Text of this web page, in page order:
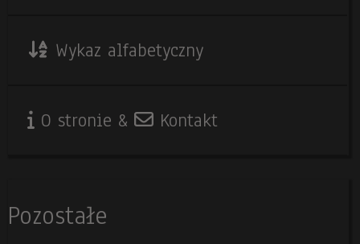
Wykaz alfabetyczny
O stronie & Kontakt
Pozostałe